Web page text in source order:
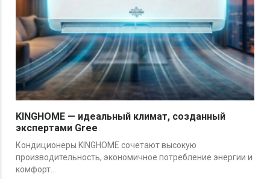
KINGHOME — идеальный климат, созданный
экспертами Gree
Кондиционеры KINGHOME сочетают высокую
производительность, экономичное потребление энергии и
комфорт...